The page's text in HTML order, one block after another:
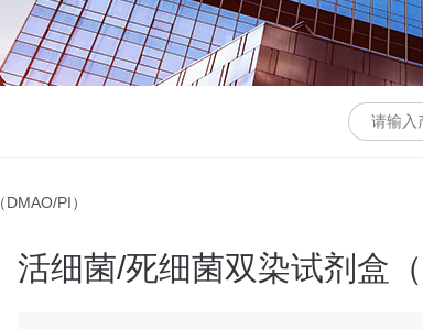
PI）
活细菌/死细菌双染试剂盒（